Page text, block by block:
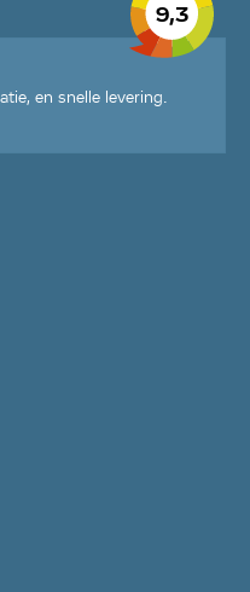
9,3
en snelle levering.